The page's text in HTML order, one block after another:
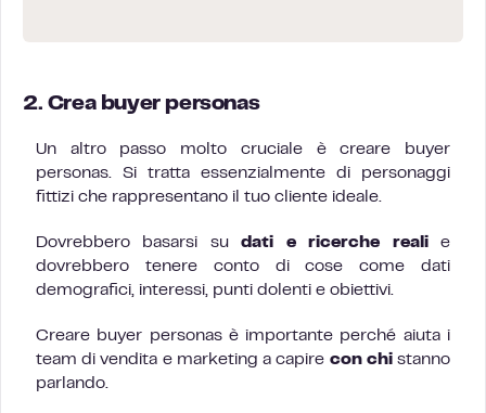
2. Crea buyer personas
Un altro passo molto cruciale è creare buyer
personas. Si tratta essenzialmente di personaggi
fittizi che rappresentano il tuo cliente ideale.
Dovrebbero basarsi sudati e ricerche realie
dovrebbero tenere conto di cose come dati
demografici, interessi, punti dolenti e obiettivi.
Creare buyer personas è importante perché aiuta i
team di vendita e marketing a capire con chistanno
parlando.